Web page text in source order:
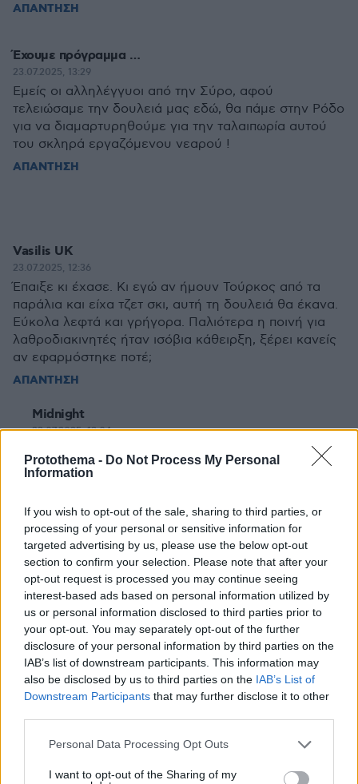
Protothema - Do Not Process My Personal
Information
If you wish to opt-out of the sale, sharing to third parties, or
processing of your personal or sensitive information for
targeted advertising by us, please use the below opt-out
section to confirm your selection. Please note that after your
opt-out request is processed you may continue seeing
interest-based ads based on personal information utilized by
us or personal information disclosed to third parties prior to
your opt-out. You may separately opt-out of the further
disclosure of your personal information by third parties on the
IAB’s list of downstream participants. This information may
also be disclosed by us to third parties on the IAB’s List of
Downstream Participants that may further disclose it to other
Please note that this website/app uses one or more Google
not limited to your visit or usage behaviour. You may click to
Personal Data Processing Opt Outs
I want to opt-out of the Sharing of my
ΑΠΑΝΤΗΣΗ
Έχουμε πρόγραμμα …
23.07.2025, 13:29
Εμείς οι αλληλέγγυοι από την Σύρο, αφού
τελειώσαμε την δουλειά μας εδώ, θα πάμε στην Ρόδο
για να διαμαρτυρηθούμε για την ταλαιπωρία αυτού
του σκληρά εργαζόμενου νεαρού !
ΑΠΑΝΤΗΣΗ
Vasilis UK
23.07.2025, 12:36
Έπαιξε κι έχασε. Κι εγώ αν ήμουν Τούρκος από τα
παράλια και είχα τζετ σκι, αυτή τη δουλειά θα έκανα.
Εύκολα λεφτά και γρήγορα. Παλιότερα η ποινή για
λαθροδιακινητές ήταν ισόβια κάθειρξη, ξέρει κανείς
αν εφαρμόστηκε ποτέ;
ΑΠΑΝΤΗΣΗ
Midnight
23.07.2025, 13:04
ίσχυε παλιά. Τώρα ισχύουν άλλοι νόμοι πλέον.
Vasilis UK
23.07.2025, 19:42
Πρίν καμιά δεκαριά χρόνια είχα δει ένα μίνι
ντοκιμαντέρ όπου διάφοροι λαθροδιακινητές
κλαίγοντουσαν επειδή είχαν φάει ισόβια. Οπότε
μάλλον ίσχυε. Αυτό που ρωτάω είναι αν είναι
ακόμα μέσα ή αν τους αφήσανε.
ΑΠΑΝΤΗΣΗ
Ταγίπ
23.07.2025, 12:25
Αν δεν έχει ήδη αφεθεί ελεύθερος θα θυμώσω.